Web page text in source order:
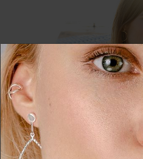
Wir nutzen Cookies auf